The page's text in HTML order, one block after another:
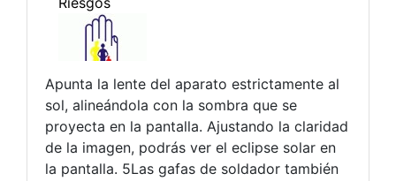
Apunta la lente del aparato estrictamente al
sol, alineándola con la sombra que se
proyecta en la pantalla. Ajustando la claridad
de la imagen, podrás ver el eclipse solar en
la pantalla. 5Las gafas de soldador también